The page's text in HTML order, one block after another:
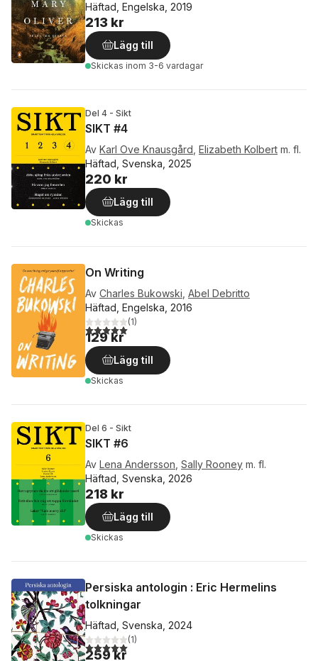
Häftad, Engelska, 2019
213 kr
Lägg till
Skickas inom 3-6 vardagar
Del 4 - Sikt
SIKT #4
Av Karl Ove Knausgård Elizabeth Kolbert m. fl.
Häftad, Svenska, 2025
220 kr
Lägg till
Skickas
On Writing
Av Charles Bukowski Abel Debritto
Häftad, Engelska, 2016
5,0utav 5 stjärnor. Totalt antal röster:
(1)
129 kr
Lägg till
Skickas
Del 6 - Sikt
SIKT #6
Av Lena Andersson Sally Rooney m. fl.
Häftad, Svenska, 2026
218 kr
Lägg till
Skickas
Persiska antologin : Eric Hermelins
tolkningar
Häftad, Svenska, 2024
5,0utav 5 stjärnor. Totalt antal röster:
(1)
259 kr